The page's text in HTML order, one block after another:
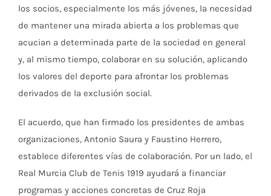
los socios, especialmente los más jóvenes, la necesidad
de mantener una mirada abierta a los problemas que
acucian a determinada parte de la sociedad en general
y, al mismo tiempo, colaborar en su solución, aplicando
los valores del deporte para afrontar los problemas
derivados de la exclusión social.
El acuerdo, que han firmado los presidentes de ambas
organizaciones, Antonio Saura y Faustino Herrero,
establece diferentes vías de colaboración. Por un lado, el
Real Murcia Club de Tenis 1919 ayudará a financiar
programas y acciones concretas de Cruz Roja